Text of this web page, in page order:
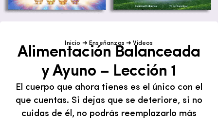
Inicio ➜ Enseñanzas ➜Videos
Alimentación Balanceada
y Ayuno – Lección 1
El cuerpo que ahora tienes es el único con el
que cuentas. Si dejas que se deteriore, si no
cuidas de él, no podrás reemplazarlo más